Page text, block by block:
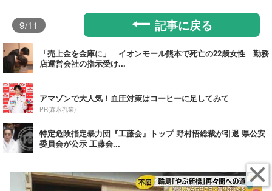
9/11 記事に戻る
「売上金を金庫に」 イオンモール熊本で死亡の22歳女性 勤務
店運営会社の指示受け...
アマゾンで大人気！血圧対策はコーヒーに足してみて
PR(森永乳業)
特定危険指定暴力団『工藤会』トップ 野村悟総裁が引退 県公安
委員会が公示 工藤会...